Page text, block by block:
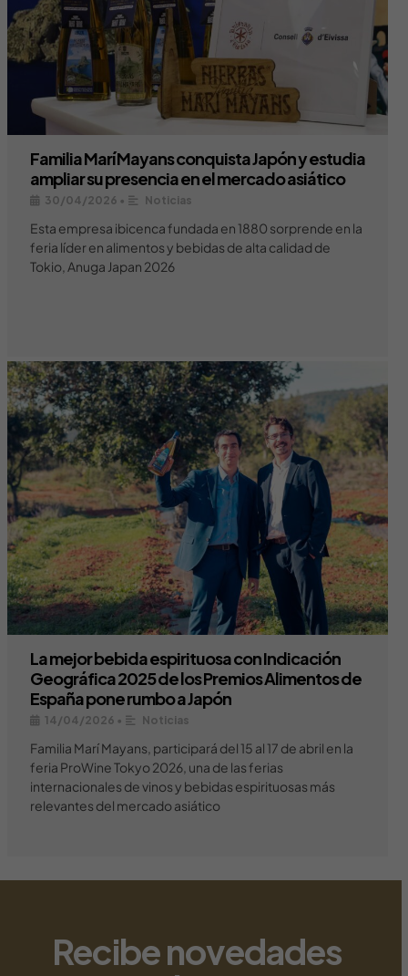
Familia Marí Mayans conquista Japón y estudia
ampliar su presencia en el mercado asiático
30/04/2026 • Noticias
Esta empresa ibicenca fundada en 1880 sorprende en la
feria líder en alimentos y bebidas de alta calidad de
Tokio, Anuga Japan 2026
La mejor bebida espirituosa con Indicación
Geográfica 2025 de los Premios Alimentos de
España pone rumbo a Japón
14/04/2026 • Noticias
Familia Marí Mayans, participará del 15 al 17 de abril en la
feria ProWine Tokyo 2026, una de las ferias
internacionales de vinos y bebidas espirituosas más
relevantes del mercado asiático
Recibe novedades